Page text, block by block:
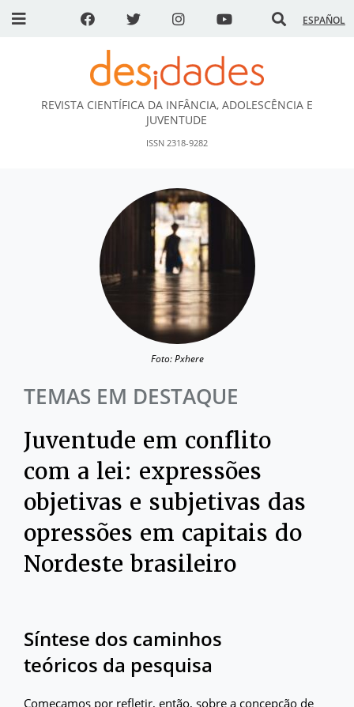
ESPAÑOL
DESidades
REVISTA CIENTÍFICA DA INFÂNCIA, ADOLESCÊNCIA E
JUVENTUDE
ISSN 2318-9282
Foto: Pxhere
TEMAS EM DESTAQUE
Juventude em conflito
com a lei: expressões
objetivas e subjetivas das
opressões em capitais do
Nordeste brasileiro
Síntese dos caminhos
teóricos da pesquisa
Começamos por refletir, então, sobre a concepção de